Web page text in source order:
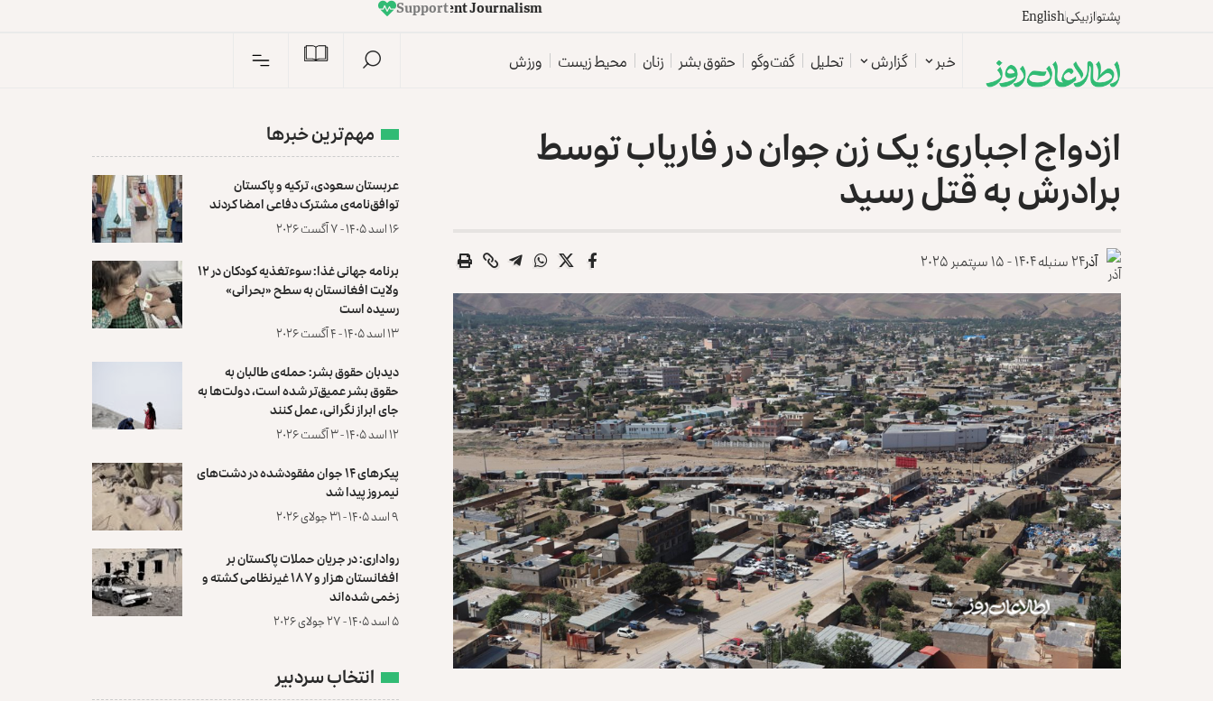
پشتوازبیکیEnglish
m
s
i
l
a
n
r
u
o
J
t
n
e
d
n
e
p
e
d
n
I Support
خبر گزارش تحلیل گفت‌وگو حقوق بشر زنان محیط زیست ورزش
ازدواج اجباری؛ یک زن جوان در فاریاب توسط
برادرش به ‏قتل رسید
آذر۲۴ سنبله ۱۴۰۴ - ۱۵ سپتمبر ۲۰۲۵
مهم‌ترین خبرها
عربستان سعودی، ترکیه و پاکستان
توافق‌نامه‌ی مشترک دفاعی امضا کردند
۱۶ اسد ۱۴۰۵ - ۷ آگست ۲۰۲۶
برنامه جهانی غذا: سوءتغذیه کودکان در ۱۲
ولایت افغانستان به سطح «بحرانی»
رسیده است
۱۳ اسد ۱۴۰۵ - ۴ آگست ۲۰۲۶
دیدبان حقوق بشر: حمله‌ی طالبان به
حقوق بشر عمیق‌تر شده است، دولت‌ها به
جای ابراز نگرانی، عمل کنند
۱۲ اسد ۱۴۰۵ - ۳ آگست ۲۰۲۶
پیکرهای ۱۴ جوان مفقودشده در دشت‌های
نیمروز پیدا شد
۹ اسد ۱۴۰۵ - ۳۱ جولای ۲۰۲۶
رواداری: در جریان حملات پاکستان بر
افغانستان هزار و ۱۸۷ غیرنظامی کشته و
زخمی شده‌اند
۵ اسد ۱۴۰۵ - ۲۷ جولای ۲۰۲۶
انتخاب سردبیر